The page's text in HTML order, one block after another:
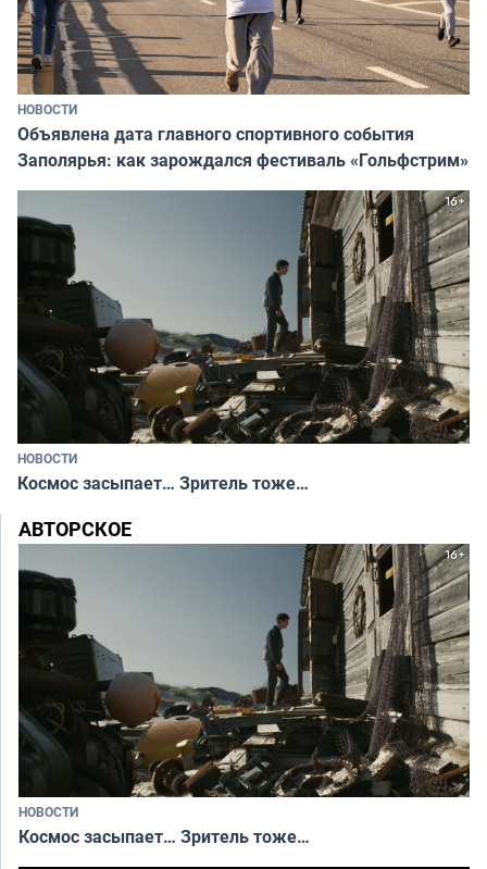
НОВОСТИ
Объявлена дата главного спортивного события
Заполярья: как зарождался фестиваль «Гольфстрим»
НОВОСТИ
Космос засыпает… Зритель тоже…
АВТОРСКОЕ
НОВОСТИ
Космос засыпает… Зритель тоже…